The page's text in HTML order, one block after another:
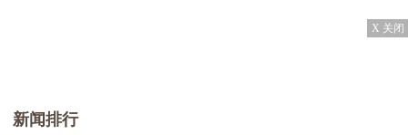
X 关闭
新闻排行